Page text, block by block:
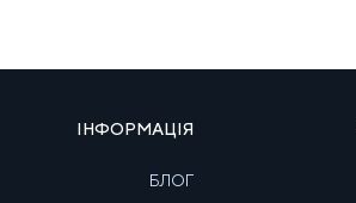
ІНФОРМАЦІЯ
БЛОГ